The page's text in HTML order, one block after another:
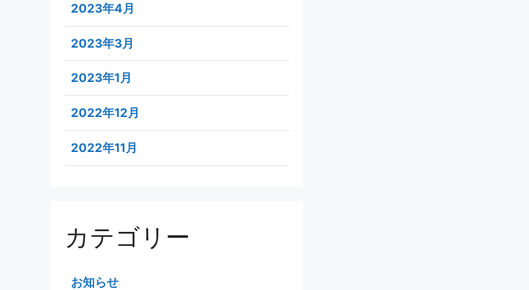
2023年4月
2023年3月
2023年1月
2022年12月
2022年11月
カテゴリー
お知らせ